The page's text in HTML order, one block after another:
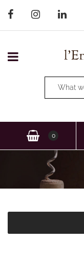
Open menu
Changing a
0